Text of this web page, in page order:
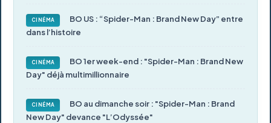
CINÉMA
BO US : “Spider-Man : Brand New Day” entre
dans l’histoire
CINÉMA
BO 1er week-end : "Spider-Man : Brand New
Day" déjà multimillionnaire
CINÉMA
BO au dimanche soir : "Spider-Man : Brand
New Day" devance "L’Odyssée"